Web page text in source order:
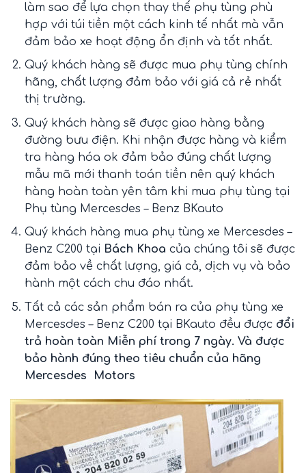
làm sao để lựa chọn thay thế phụ tùng phù
hợp với túi tiền một cách kinh tế nhất mà vẫn
đảm bảo xe hoạt động ổn định và tốt nhất.
Quý khách hàng sẽ được mua phụ tùng chính
hãng, chất lượng đảm bảo với giá cả rẻ nhất
thị trường.
Quý khách hàng sẽ được giao hàng bằng
đường bưu điện. Khi nhận được hàng và kiểm
tra hàng hóa ok đảm bảo đúng chất lượng
mẫu mã mới thanh toán tiền nên quý khách
hàng hoàn toàn yên tâm khi mua phụ tùng tại
Phụ tùng Mercesdes – Benz BKauto
Quý khách hàng mua phụ tùng xe Mercesdes –
Benz C200 tại Bách Khoa của chúng tôi sẽ được
đảm bảo về chất lượng, giá cả, dịch vụ và bảo
hành một cách chu đáo nhất.
Tất cả các sản phẩm bán ra của phụ tùng xe
Mercesdes – Benz C200 tại BKauto đều đượcđổi
trả hoàn toàn Miễn phí trong 7 ngày. Và được
bảo hành đúng theo tiêu chuẩn của hãng
Mercesdes Motors